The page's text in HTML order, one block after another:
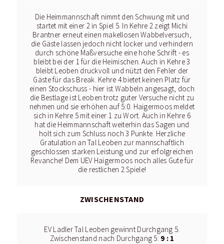
Die Heimmannschaft nimmt den Schwung mit und
startet mit einer 2 in Spiel 5. In Kehre 2 zeigt Michi
Brantner erneut einen makellosen Wabbelversuch,
die Gäste lassen jedoch nicht locker und verhindern
durch schöne Maßversuche eine hohe Schrift - es
bleibt bei der 1 für die Heimischen. Auch in Kehre 3
bleibt Leoben druckvoll und nützt den Fehler der
Gäste für das Break. Kehre 4 bietet keinen Platz für
einen Stockschuss - hier ist Wabbeln angesagt, doch
die Bestlage ist Leoben trotz guter Versuche nicht zu
nehmen und sie erhöhen auf 5:0. Haigermoos meldet
sich in Kehre 5 mit einer 1 zu Wort. Auch in Kehre 6
hat die Heimmannschaft weiterhin das Sagen und
holt sich zum Schluss noch 3 Punkte. Herzliche
Gratulation an Tal Leoben zur mannschaftlich
geschlossen starken Leistung und zur erfolgreichen
Revanche! Dem UEV Haigermoos noch alles Gute für
die restlichen 2 Spiele!
ZWISCHENSTAND
EV Ladler Tal Leoben gewinnt Durchgang 5.
Zwischenstand nach Durchgang 5: 9 : 1